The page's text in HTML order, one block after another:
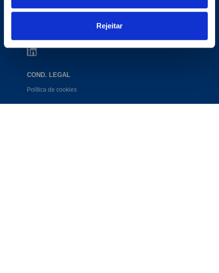
Rejeitar
Siga-nos no Facebook
COND. LEGAL
Política de cookies